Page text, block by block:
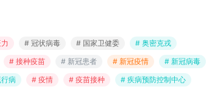
# 冠状病毒 # 国家卫健委
# 奥密克戎
# 接种疫苗 # 新冠患者 # 新冠疫情
# 新冠病毒
病 # 疫情 # 疫苗接种
# 疾病预防控制中心